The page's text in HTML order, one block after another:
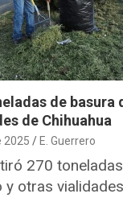
de basura
de Chihuahua
2025 E. Guerrero
270
y otras